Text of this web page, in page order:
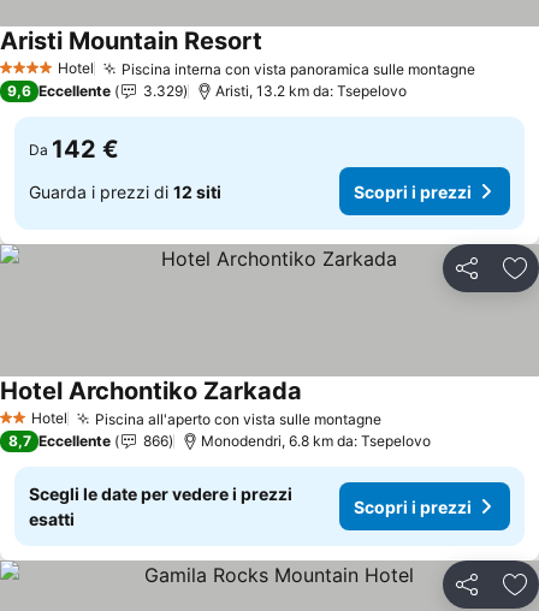
4 Stelle Hotel Piscina interna con vista panoramica sulle montagneScopri
Aristi Mountain Resort
9,6 Eccellente 3.329 Aristi, 13.2 km da: Tsepelovo
Da 142 €
Guarda i prezzi di 12 siti Scopri i prezzi
Condividi
2 StelleHotel Piscina all'aperto con vista sulle montagneScopri i prezzi
Hotel Archontiko Zarkada
8,7 Eccellente 866 Monodendri, 6.8 km da: Tsepelovo
Scegli le date per vedere i prezzi
esatti
Scopri i prezzi
Condividi